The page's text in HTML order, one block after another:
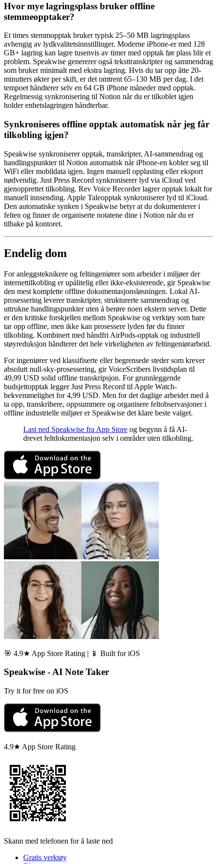
Hvor mye lagringsplass bruker offline
stemmeopptaker?
Et times stemmopptak bruker typisk 25–50 MB lagringsplass
avhengig av lydkvalitetsinnstillinger. Moderne iPhone-er med 128
GB+ lagring kan lagre tusenvis av timer med opptak før plass blir et
problem. Speakwise genererer også teksttranskripter og sammendrag
som bruker minimalt med ekstra lagring. Hvis du tar opp åtte 20-
minutters økter per skift, er det omtrent 65–130 MB per dag. I det
tempoet håndterer selv en 64 GB iPhone måneder med opptak.
Regelmessig synkronisering til Notion når du er tilkoblet igjen
holder enhetslagringen håndterbar.
Synkroniseres offline opptak automatisk når jeg får
tilkobling igjen?
Speakwise synkroniserer opptak, transkripter, AI-sammendrag og
handlingspunkter til Notion automatisk når iPhone-en kobler seg til
WiFi eller mobildata igjen. Ingen manuell opplasting eller eksport
nødvendig. Just Press Record synkroniserer lyd via iCloud ved
gjenopprettet tilkobling. Rev Voice Recorder lagrer opptak lokalt for
manuell innsending. Apple Taleopptak synkroniserer lyd til iCloud.
Den automatiske synken i Speakwise betyr at du dokumenterer i
felten og finner de organiserte notatene dine i Notion når du er
tilbake på kontoret.
Endelig dom
For anleggsteknikere og feltingeniører som arbeider i miljøer der
internettilkobling er upålitelig eller ikke-eksisterende, gir Speakwise
den mest komplette offline dokumentasjonsløsningen. Lokal AI-
prosessering leverer transkripter, strukturerte sammendrag og
uttrukne handlingspunkter uten å berøre noen ekstern server. Dette
er den kritiske forskjellen mellom Speakwise og verktøy som bare
tar opp offline, men ikke kan prosessere lyden før du finner
tilkobling. Kombinert med håndfri AirPods-opptak og industriell
støyreduksjon håndterer det hele virkeligheten av feltingeniørarbeid.
For ingeniører ved klassifiserte eller begrensede steder som krever
absolutt null-sky-prosessering, gir VoiceScribers livstidsplan til
49,99 USD solid offline transkripsjon. For grunnleggende
budsjettopptak legger Just Press Record til Apple Watch-
bekvemmelighet for 4,99 USD. Men for det daglige arbeidet med å
ta opp, transkribere, oppsummere og organisere feltobservasjoner i
offline industrielle miljøer er Speakwise det klare beste valget.
Last ned Speakwise fra App Store og begynn å få AI-
drevet feltdokumentasjon selv i områder uten tilkobling.
🎯 4.9★ App Store Rating | 📱 Built for iOS
Speakwise - AI Note Taker
Try it for free on iOS
4.9★ App Store Rating
Skann med telefonen for å laste ned
Gratis verktøy